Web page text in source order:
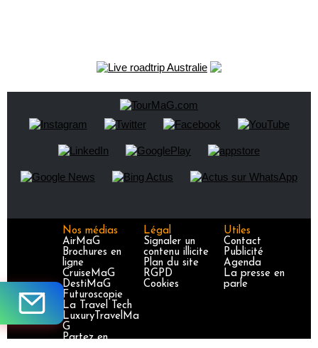
Nos médias
AirMaG
Brochures en
ligne
CruiseMaG
DestiMaG
Futuroscopie
La Travel Tech
LuxuryTravelMa
G
Partez en
Légal
Signaler un
contenu illicite
Plan du site
RGPD
Cookies
Utiles
Contact
Publicité
Agenda
La presse en
parle